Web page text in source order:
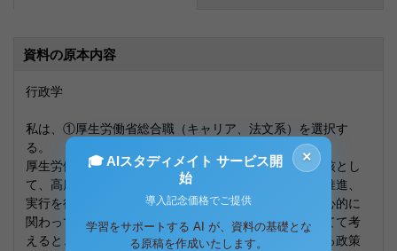
資料の原本内容
行政学
私は、①厚生労働省総合職（キャリア、法文系）を選択す
る。
厚生労働省総合職を選択する理由は、厚生労働省の中核とし
て、高度な専門知識を持ち、政策の企画立案や調整、推進、
実行を行う重要な役割を担い社会問題解決に向けて中心的に
関わっていくためである。また少子化問題に焦点を当てて考
えると、少子化問題に直接的・間接的に幅広く関連する政策
×
🎓 AIスタディメイト サービス開
始
導入記念価格でご提供
学習をサポートする AI が、資料の基礎とな
る原稿を作成いたします。